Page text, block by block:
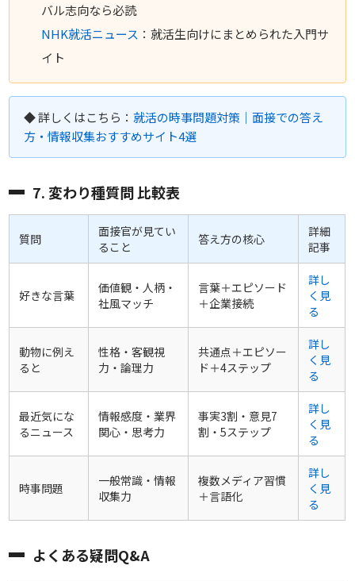
バル志向なら必読
NHK就活ニュース ：就活生向けにまとめられた入門サ
イト
◆ 詳しくはこちら：就活の時事問題対策｜面接での答え
方・情報収集おすすめサイト4選
7. 変わり種質問 比較表
質問
面接官が見てい
ること
答え方の核心
詳細
記事
好きな言葉
価値観・人柄・
社風マッチ
言葉＋エピソード
＋企業接続
詳し
く見
る
動物に例え
ると
性格・客観視
力・論理力
共通点＋エピソー
ド＋4ステップ
詳し
く見
る
最近気にな
るニュース
情報感度・業界
関心・思考力
事実3割・意見7
割・5ステップ
詳し
く見
る
時事問題
一般常識・情報
収集力
複数メディア習慣
＋言語化
詳し
く見
る
よくある疑問Q&A